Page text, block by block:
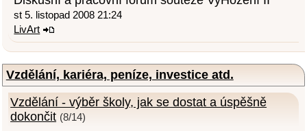
st 5. listopad 2008 21:24
LivArt
Vzdělání, kariéra, peníze, investice atd.
Vzdělání - výběr školy, jak se dostat a úspěšně
dokončit (8/14)